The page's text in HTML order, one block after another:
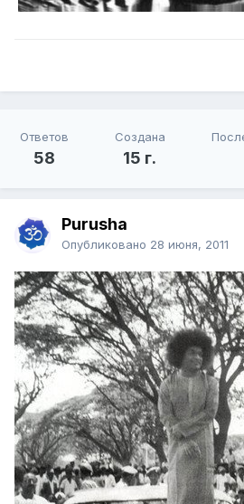
Ответов
58
Создана
15 г.
Purusha
Опубликовано 28 июня, 2011